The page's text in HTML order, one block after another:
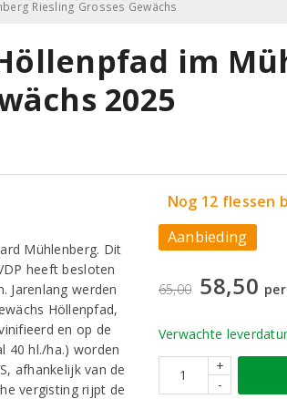
Riesling Grosses Gewächs
im
2025
Mühlenberg. Dit
heeft besloten
Jarenlang werden
Höllenpfad,
en op de
40 hl./ha.) worden
afhankelijk van de
vergisting rijpt de
Nog 12 flessen
Aanbieding
65,00 58,50
Verwachte
+
-